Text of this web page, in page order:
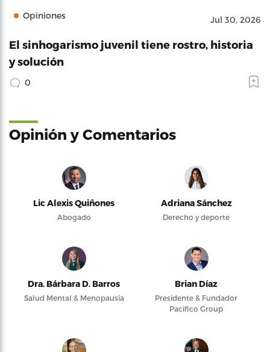
Opiniones Jul 30, 2026
El sinhogarismo juvenil tiene rostro, historia
y solución
0
Opinión y Comentarios
Lic Alexis Quiñones
Abogado
Adriana Sánchez
Derecho y deporte
Dra. Bárbara D. Barros
Salud Mental & Menopausia
Brian Díaz
Presidente & Fundador
Pacifico Group